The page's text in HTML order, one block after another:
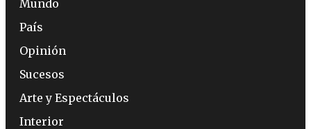
Mundo
País
Opinión
Sucesos
Arte y Espectáculos
Interior